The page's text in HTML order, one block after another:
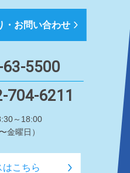
・お問い合わせ
5500
704-6211
～18:00
金曜日）
はこちら